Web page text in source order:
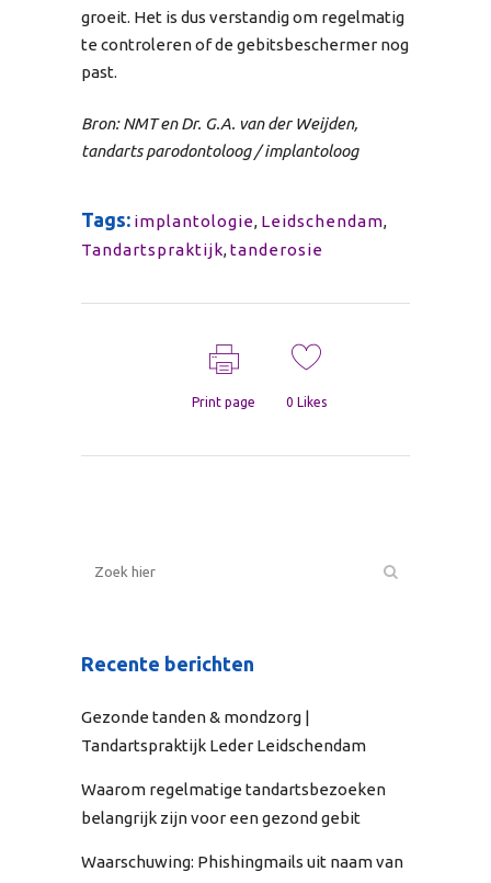
groeit. Het is dus verstandig om regelmatig
te controleren of de gebitsbeschermer nog
past.
Bron: NMT en Dr. G.A. van der Weijden,
tandarts parodontoloog / implantoloog
Tags: implantologie, Leidschendam,
Tandartspraktijk,tanderosie
Print page 0 Likes
Recente berichten
Gezonde tanden & mondzorg |
Tandartspraktijk Leder Leidschendam
Waarom regelmatige tandartsbezoeken
belangrijk zijn voor een gezond gebit
Waarschuwing: Phishingmails uit naam van